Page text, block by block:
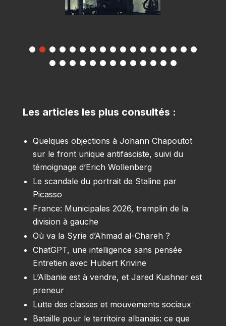
Les articles les plus consultés :
Quelques objections à Johann Chapoutot
sur le front unique antifasciste, suivi du
témoignage d’Erich Wollenberg
Le scandale du portrait de Staline par
Picasso
France: Municipales 2026, tremplin de la
division à gauche
Où va la Syrie d’Ahmad al-Chareh ?
ChatGPT, une intelligence sans pensée
Entretien avec Hubert Krivine
L’Albanie est à vendre, et Jared Kushner est
preneur
Lutte des classes et mouvements sociaux
Bataille pour le territoire albanais: ce que